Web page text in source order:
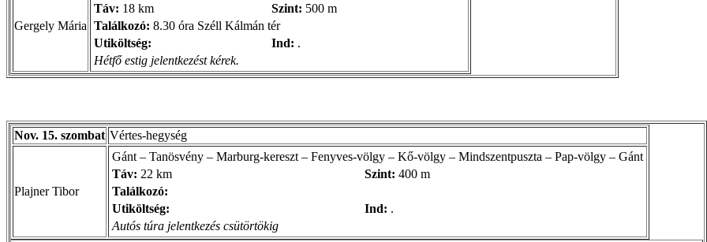
Gergely Mária
Táv: 18 km Szint: 500 m
Találkozó: 8.30 óra Széll Kálmán tér
Utiköltség:
Ind: .
Hétfő estig jelentkezést kérek.
Nov. 15. szombat Vértes-hegység
Plajner Tibor
Gánt – Tanösvény – Marburg-kereszt – Fenyves-völgy – Kő-völgy – Mindszentpuszta – Pap-völgy – Gánt
Táv: 22 km Szint: 400 m
Találkozó:
Utiköltség:
Ind: .
Autós túra jelentkezés csütörtökig